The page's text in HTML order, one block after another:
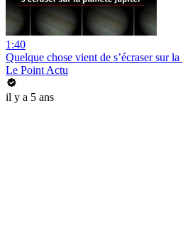
1:40
Quelque chose vient de s’écraser sur
Le Point Actu
il y a 5 ans